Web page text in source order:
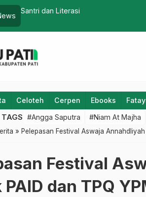
Santri dan Literasi
Celoteh Cerpen Ebooks
TAGS #Angga Saputra #Niam At Majha
» Pelepasan Festival Aswaja
Festival
dan TPQ